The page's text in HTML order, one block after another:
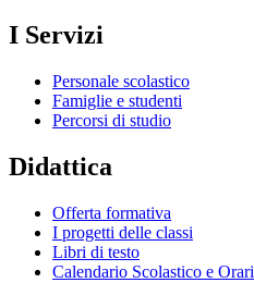
I Servizi
Personale scolastico
Famiglie e studenti
Percorsi di studio
Didattica
Offerta formativa
I progetti delle classi
Libri di testo
Calendario Scolastico e Orari